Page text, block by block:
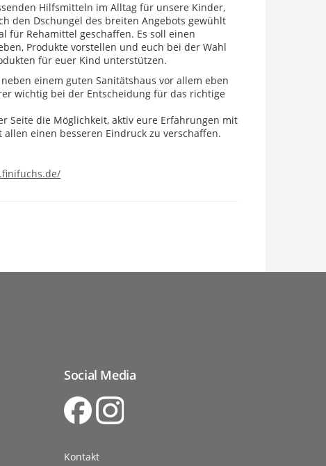
Hilfsmitteln im Alltag für unsere Kinder,
den Dschungel des breiten Angebots gewühlt
für Rehamittel geschaffen. Es soll einen
Produkte vorstellen und euch bei der Wahl
für euer Kind unterstützen.
einem guten Sanitätshaus vor allem eben
wichtig bei der Entscheidung für das richtige
Seite die Möglichkeit, aktiv eure Erfahrungen mit
einen besseren Eindruck zu verschaffen.
Social Media
Kontakt